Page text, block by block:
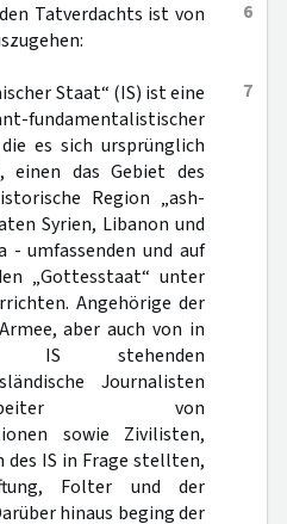
6
Tatverdachts ist von
7
Staat“ (IS) ist eine
fundamentalistischer
es sich ursprünglich
das Gebiet des
Region „ash-
Syrien, Libanon und
- umfassenden und auf
„Gottesstaat“ unter
Angehörige der
aber auch von in
IS stehenden
Journalisten
von
sowie Zivilisten,
des IS in Frage stellten,
Folter und der
hinaus beging der